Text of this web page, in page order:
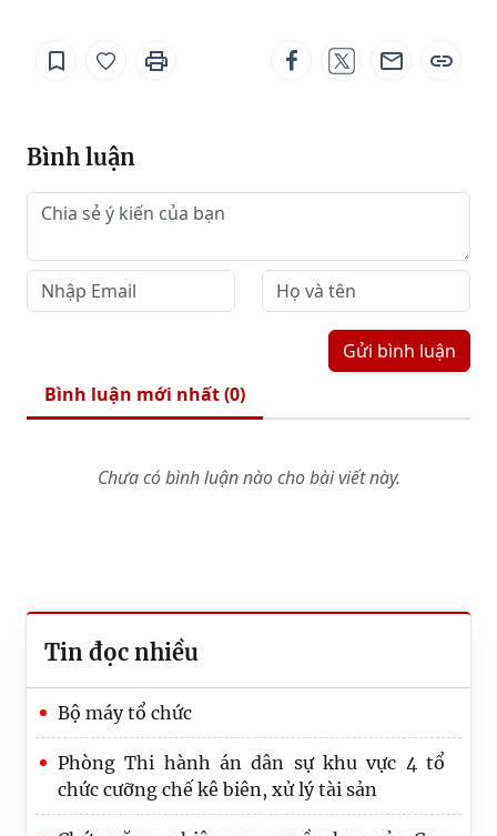
Bình luận
Gửi bình luận
Bình luận mới nhất (0)
Chưa có bình luận nào cho bài viết này.
Tin đọc nhiều
Bộ máy tổ chức
Phòng Thi hành án dân sự khu vực 4 tổ
chức cưỡng chế kê biên, xử lý tài sản